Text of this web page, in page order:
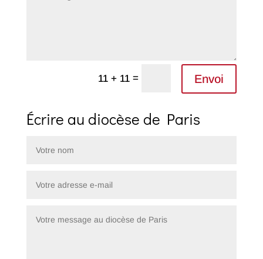
11 + 11 = Envoi
Écrire au diocèse de Paris